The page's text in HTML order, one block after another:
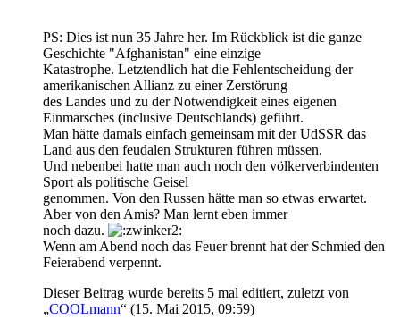
PS: Dies ist nun 35 Jahre her. Im Rückblick ist die ganze
Geschichte "Afghanistan" eine einzige
Katastrophe. Letztendlich hat die Fehlentscheidung der
amerikanischen Allianz zu einer Zerstörung
des Landes und zu der Notwendigkeit eines eigenen
Einmarsches (inclusive Deutschlands) geführt.
Man hätte damals einfach gemeinsam mit der UdSSR das
Land aus den feudalen Strukturen führen müssen.
Und nebenbei hatte man auch noch den völkerverbindenten
Sport als politische Geisel
genommen. Von den Russen hätte man so etwas erwartet.
Aber von den Amis? Man lernt eben immer
noch dazu.
Wenn am Abend noch das Feuer brennt hat der Schmied den
Feierabend verpennt.
Dieser Beitrag wurde bereits 5 mal editiert, zuletzt von
„COOLmann“ (15. Mai 2015, 09:59)